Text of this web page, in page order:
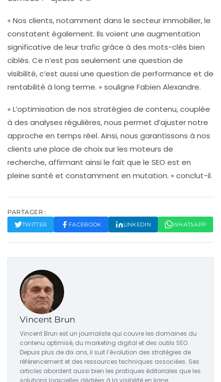
« Nos clients, notamment dans le secteur immobilier, le
constatent également. Ils voient une augmentation
significative de leur trafic grâce à des mots-clés bien
ciblés. Ce n’est pas seulement une question de
visibilité, c’est aussi une question de performance et de
rentabilité à long terme. » souligne Fabien Alexandre.
« L’optimisation de nos stratégies de contenu, couplée
à des analyses régulières, nous permet d’ajuster notre
approche en temps réel. Ainsi, nous garantissons à nos
clients une place de choix sur les moteurs de
recherche, affirmant ainsi le fait que le SEO est en
pleine santé et constamment en mutation. » conclut-il.
PARTAGER :
TWITTER FACEBOOK LINKEDIN WHATSAPP
Vincent Brun
Vincent Brun est un journaliste qui couvre les domaines du
contenu optimisé, du marketing digital et des outils SEO.
Depuis plus de dix ans, il suit l’évolution des stratégies de
référencement et des ressources techniques associées. Ses
articles abordent aussi bien les pratiques éditoriales que les
solutions logicielles dédiées à la visibilité en ligne.